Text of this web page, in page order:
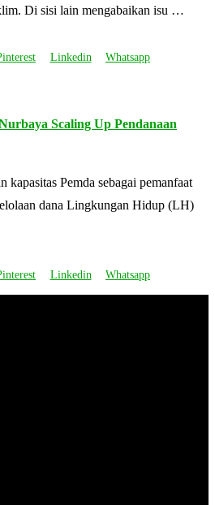
Di sisi lain mengabaikan isu …
Linkedin Whatsapp
Scaling Up Pendanaan
kapasitas Pemda sebagai pemanfaat
dana Lingkungan Hidup (LH)
Linkedin Whatsapp